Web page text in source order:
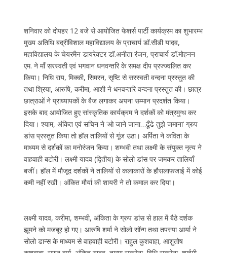
शनिवार को दोपहर 12 बजे से आयोजित फेशर्स पार्टी कार्यक्रम का शुभारम्भ
मुख्य अतिथि बद्रीविशाल महाविद्यालय के प्राचार्य डॉ.सीडी यादव,
महाविद्यालय के चेयरमैन डायरेक्टर डॉ.अनीता रंजन, प्राचार्य डॉ.मोहनन
एम. ने माँ सरस्वती एवं भगवान धनवन्तरि के समक्ष दीप प्रज्ज्वलित कर
किया। निधि राय, मिक्की, सिमरन, सृष्टि से सरस्वती वन्दना प्रस्तुत की
तथा श्रिया, आरुषि, करीमा, आशी ने धनवन्तरि वन्दना प्रस्तुत की। छात्र-
छात्राओं ने प्राध्यापकों के बैज लगाकर अपना सम्मान प्रदर्शत किया।
इसके बाद आयोजित हुए सांस्कृतिक कार्यक्रम ने दर्शकों को मंत्रमुग्ध कर
दिया। श्याम, अंकित एवं सचिन ने ‘ओ जाने जाना…ढूँढे तुझे जमाना’ ग्रुप
डांस प्रस्तुत किया तो हॉल तालियों से गूंज उठा। अर्पिता ने कविता के
माध्यम से दर्शकों का मनोरंजन किया। शम्भवी तथा लक्ष्मी के संयुक्त नृत्य ने
वाहवाही बटोरी। लक्ष्मी यादव (द्वितीय) के सोलो डांस पर जमकर तालियाँ
बजीं। हॉल में मौजूद दर्शकों ने तालियों से कलाकारों के हौसलाफजाई में कोई
कमी नहीं रखी। अंकित मौर्या की शायरी ने तो कमाल कर दिया।
लक्ष्मी यादव, करीमा, शम्भवी, अंकिता के ग्रुप डांस से हाल में बैठे दर्शक
झूमने को मजबूर हो गए। आरुषि शर्मा ने सोलो सॉन्ग तथा तपस्या आर्या ने
सोलो डान्स के माध्यम से वाहवाही बटोरी। राहुल कुशवाहा, आशुतोष